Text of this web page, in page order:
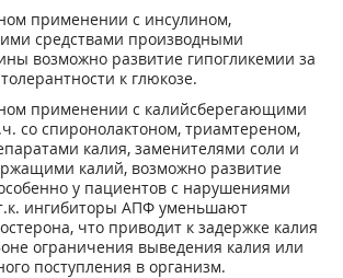
применении с инсулином,
средствами производными
возможно развитие гипогликемии за
к глюкозе.
применении с калийсберегающими
со спиронолактоном, триамтереном,
калия, заменителями соли и
калий, возможно развитие
у пациентов с нарушениями
ингибиторы АПФ уменьшают
что приводит к задержке калия
ограничения выведения калия или
поступления в организм.